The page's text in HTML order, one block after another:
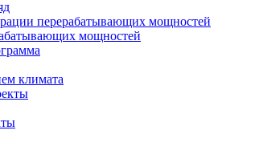
перерабатывающих мощностей
мощностей
климата